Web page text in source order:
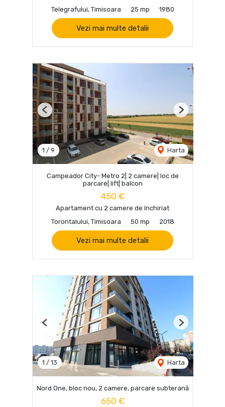
Telegrafului, Timisoara
25 mp 1980
Vezi mai multe detalii
1 / 9 Harta
Previous Next
Campeador City- Metro 2| 2 camere| loc de
parcare| lift| balcon
450 €
Apartament cu 2 camere de închiriat
Torontalului, Timisoara
50 mp 2018
Vezi mai multe detalii
1 / 13 Harta
Previous Next
Nord One, bloc nou, 2 camere, parcare subterană
650 €